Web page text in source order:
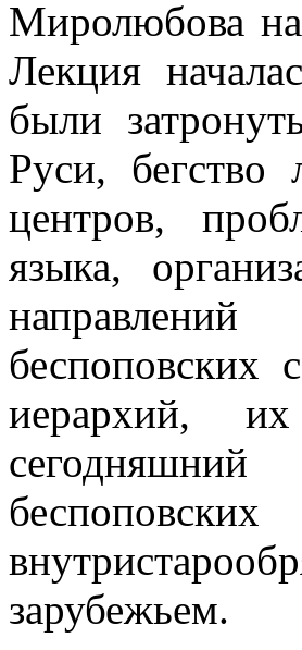
Миролюбова на
Лекция
были
Руси, бегство
центров,
языка,
беспоповских
иерархий, их
зарубежьем.